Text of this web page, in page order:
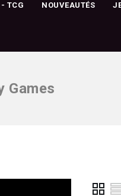
TCG NOUVEAUTÉS
Games